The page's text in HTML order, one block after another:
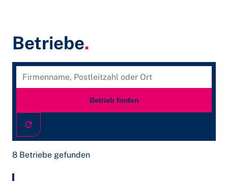
Betriebe.
Firmenname, Postleitzahl oder Ort
Betrieb finden
8 Betriebe gefunden